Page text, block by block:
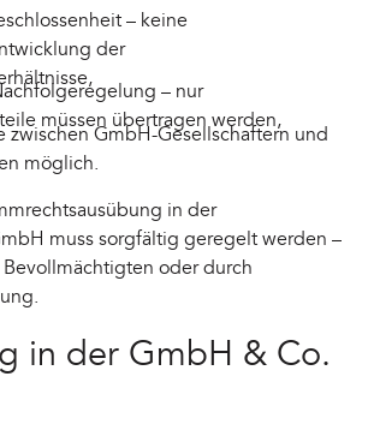
– keine
der
– nur
müssen übertragen werden,
zwischen GmbH-Gesellschaftern und
möglich.
in der
muss sorgfältig geregelt werden –
oder durch
in der GmbH & Co.